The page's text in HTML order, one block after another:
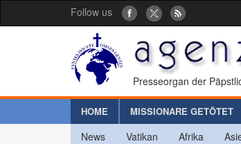
Follow us
Presseorgan der
HOME MISSIONARE GETÖTET
News Vatikan Afrika